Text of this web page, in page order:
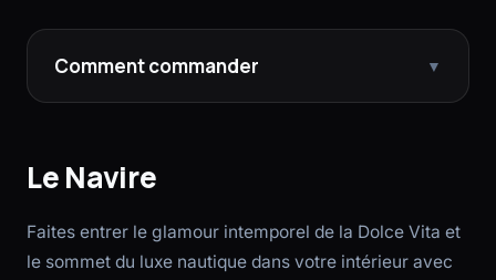
Comment commander ▼
Le Navire
Faites entrer le glamour intemporel de la Dolce Vita et
le sommet du luxe nautique dans votre intérieur avec